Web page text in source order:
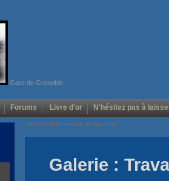
Gare de Grenoble
Forums Livre d'or N'hésitez pas à
Voir/Cacher menus de gauche
Galerie :